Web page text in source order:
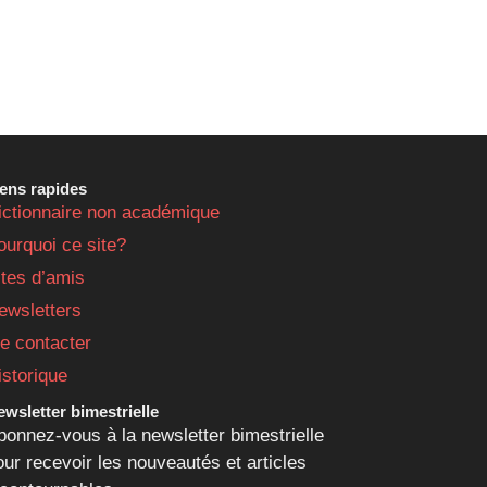
rapides
non académique
ce site?
d’amis
contacter
bimestrielle
vous à la newsletter bimestrielle
recevoir les nouveautés et articles